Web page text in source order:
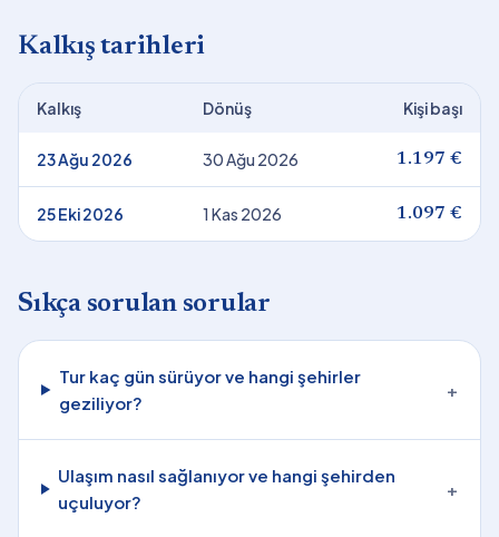
Kalkış tarihleri
Kalkış Dönüş Kişi başı
23 Ağu 2026 30 Ağu 2026 1.197 €
25 Eki 2026 1 Kas 2026 1.097 €
Sıkça sorulan sorular
Tur kaç gün sürüyor ve hangi şehirler
geziliyor?
+
Ulaşım nasıl sağlanıyor ve hangi şehirden
uçuluyor?
+